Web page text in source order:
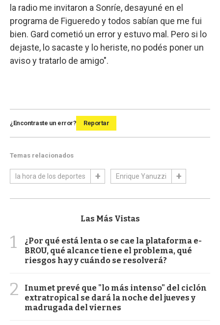
la radio me invitaron a Sonríe, desayuné en el
programa de Figueredo y todos sabían que me fui
bien. Gard cometió un error y estuvo mal. Pero si lo
dejaste, lo sacaste y lo heriste, no podés poner un
aviso y tratarlo de amigo".
¿Encontraste un error? Reportar
Temas relacionados
la hora de los deportes Enrique Yanuzzi
Las Más Vistas
1
¿Por qué está lenta o se cae la plataforma e-
BROU, qué alcance tiene el problema, qué
riesgos hay y cuándo se resolverá?
2
Inumet prevé que "lo más intenso" del ciclón
extratropical se dará la noche del jueves y
madrugada del viernes